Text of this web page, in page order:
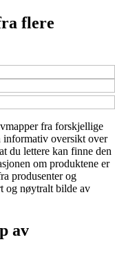
flere
fra forskjellige
informativ oversikt over
du lettere kan finne den
om produktene er
produsenter og
og nøytralt bilde av
av